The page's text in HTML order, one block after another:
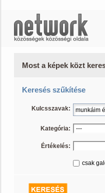
Most a képek közt
Keresés szűkítése
Kulcsszavak:
Kategória:
Értékelés:
csak